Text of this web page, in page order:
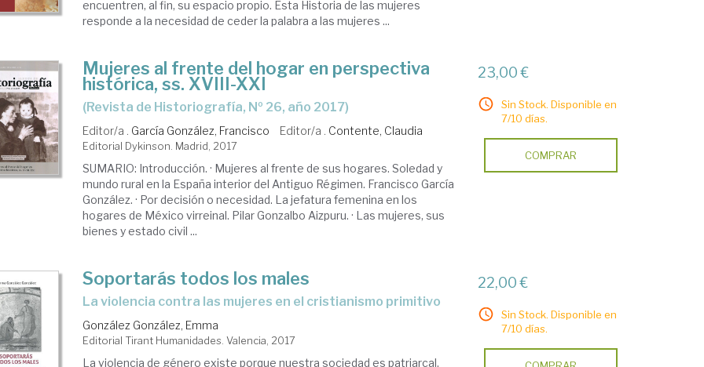
encuentren, al fin, su espacio propio. Esta Historia de las mujeres
responde a la necesidad de ceder la palabra a las mujeres ...
Mujeres al frente del hogar en perspectiva
histórica, ss. XVIII-XXI
(Revista de Historiografía, Nº 26, año 2017)
Editor/a . García González, Francisco Editor/a . Contente, Claudia
Editorial Dykinson. Madrid, 2017
SUMARIO: Introducción. · Mujeres al frente de sus hogares. Soledad y
mundo rural en la España interior del Antiguo Régimen. Francisco García
González. · Por decisión o necesidad. La jefatura femenina en los
hogares de México virreinal. Pilar Gonzalbo Aizpuru. · Las mujeres, sus
bienes y estado civil ...
23,00 €
Sin Stock. Disponible en
7/10 días.
COMPRAR
Soportarás todos los males
la violencia contra las mujeres en el cristianismo primitivo
González González, Emma
Editorial Tirant Humanidades. Valencia, 2017
La violencia de género existe porque nuestra sociedad es patriarcal.
22,00 €
Sin Stock. Disponible en
7/10 días.